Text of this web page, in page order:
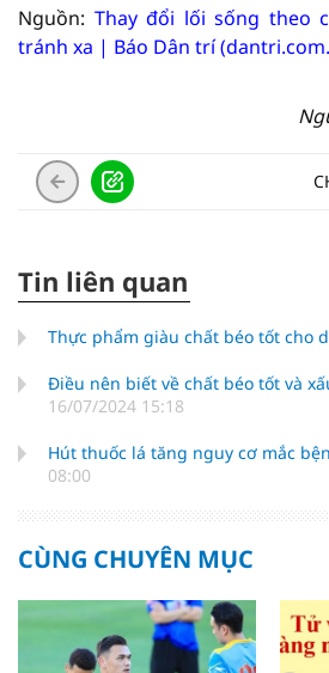
Nguồn: Thay đổi lối sống theo
tránh xa | Báo Dân trí
Tin liên quan
Thực phẩm giàu chất béo tốt cho
Điều nên biết về chất béo tốt và
16/07/2024 15:18
Hút thuốc lá tăng nguy cơ mắc
08:00
CÙNG CHUYÊN MỤC